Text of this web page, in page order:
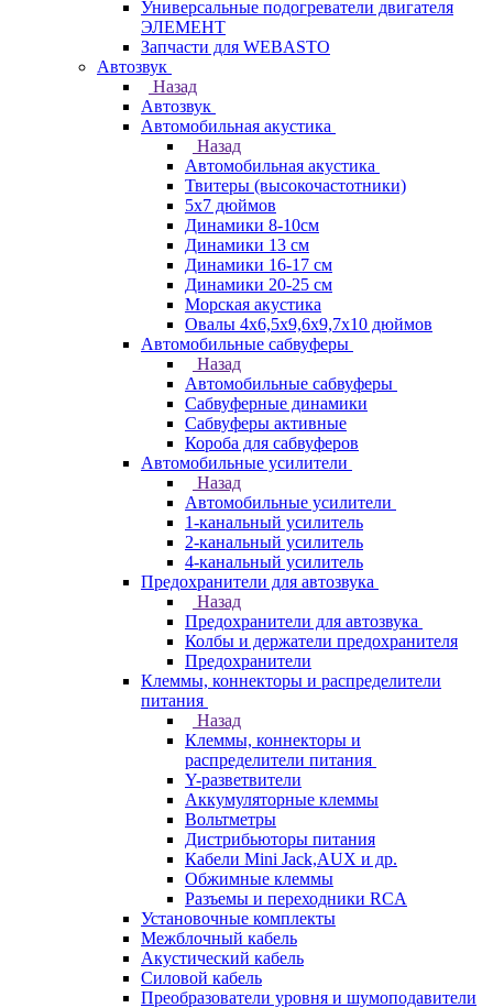
Универсальные подогреватели двигателя
ЭЛЕМЕНТ
Запчасти для WEBASTO
Автозвук
Назад
Автозвук
Автомобильная акустика
Назад
Автомобильная акустика
Твитеры (высокочастотники)
5x7 дюймов
Динамики 8-10см
Динамики 13 см
Динамики 16-17 см
Динамики 20-25 см
Морская акустика
Овалы 4х6,5х9,6x9,7х10 дюймов
Автомобильные сабвуферы
Назад
Автомобильные сабвуферы
Сабвуферные динамики
Сабвуферы активные
Короба для сабвуферов
Автомобильные усилители
Назад
Автомобильные усилители
1-канальный усилитель
2-канальный усилитель
4-канальный усилитель
Предохранители для автозвука
Назад
Предохранители для автозвука
Колбы и держатели предохранителя
Предохранители
Клеммы, коннекторы и распределители
питания
Назад
Клеммы, коннекторы и
распределители питания
Y-разветвители
Аккумуляторные клеммы
Вольтметры
Дистрибьюторы питания
Кабели Mini Jack,AUX и др.
Обжимные клеммы
Разъемы и переходники RCA
Установочные комплекты
Межблочный кабель
Акустический кабель
Силовой кабель
Преобразователи уровня и шумоподавители